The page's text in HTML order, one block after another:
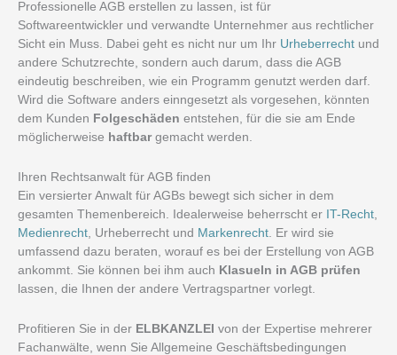
Professionelle AGB erstellen zu lassen, ist für
Softwareentwickler und verwandte Unternehmer aus rechtlicher
Sicht ein Muss. Dabei geht es nicht nur um Ihr Urheberrecht und
andere Schutzrechte, sondern auch darum, dass die AGB
eindeutig beschreiben, wie ein Programm genutzt werden darf.
Wird die Software anders einngesetzt als vorgesehen, könnten
dem Kunden Folgeschäden entstehen, für die sie am Ende
möglicherweise haftbargemacht werden.
Ihren Rechtsanwalt für AGB finden
Ein versierter Anwalt für AGBs bewegt sich sicher in dem
gesamten Themenbereich. Idealerweise beherrscht er IT-Recht
Medienrecht , Urheberrecht und Markenrecht . Er wird sie
umfassend dazu beraten, worauf es bei der Erstellung von AGB
ankommt. Sie können bei ihm auch Klasueln in AGB prüfen
lassen, die Ihnen der andere Vertragspartner vorlegt.
Profitieren Sie in der ELBKANZLEI von der Expertise mehrerer
Fachanwälte, wenn Sie Allgemeine Geschäftsbedingungen